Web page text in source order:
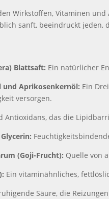
Wirkstoffen, Vitaminen
sanft, beeindruckt
Blattsaft: Ein natürlicher
und Aprikosenkernöl: Ein
versorgen.
Antioxidans, das die
(Goji-Frucht): Quelle von
Ein vitaminähnliches,
Säure, die